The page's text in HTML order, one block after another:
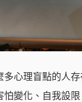
多心理盲點的人
怕變化、自我設